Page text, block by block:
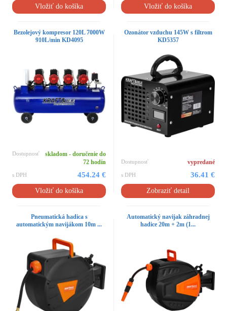
Vložiť do košíka Vložiť do košíka
Bezolejový kompresor 120L 7000W
910L/min KD4095
Dostupnosť
skladom - doručenie do
72 hodín
s DPH 454.24 €
Vložiť do košíka
Ozonátor vzduchu 145W s filtrom
KD5357
Dostupnosť vypredané
s DPH 36.41 €
Zobraziť detail
Pneumatická hadica s
automatickým navijákom 10m ...
Automatický navijak záhradnej
hadice 20m + 2m (1...